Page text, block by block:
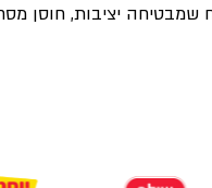
שמבטיחה יציבות, חוסן